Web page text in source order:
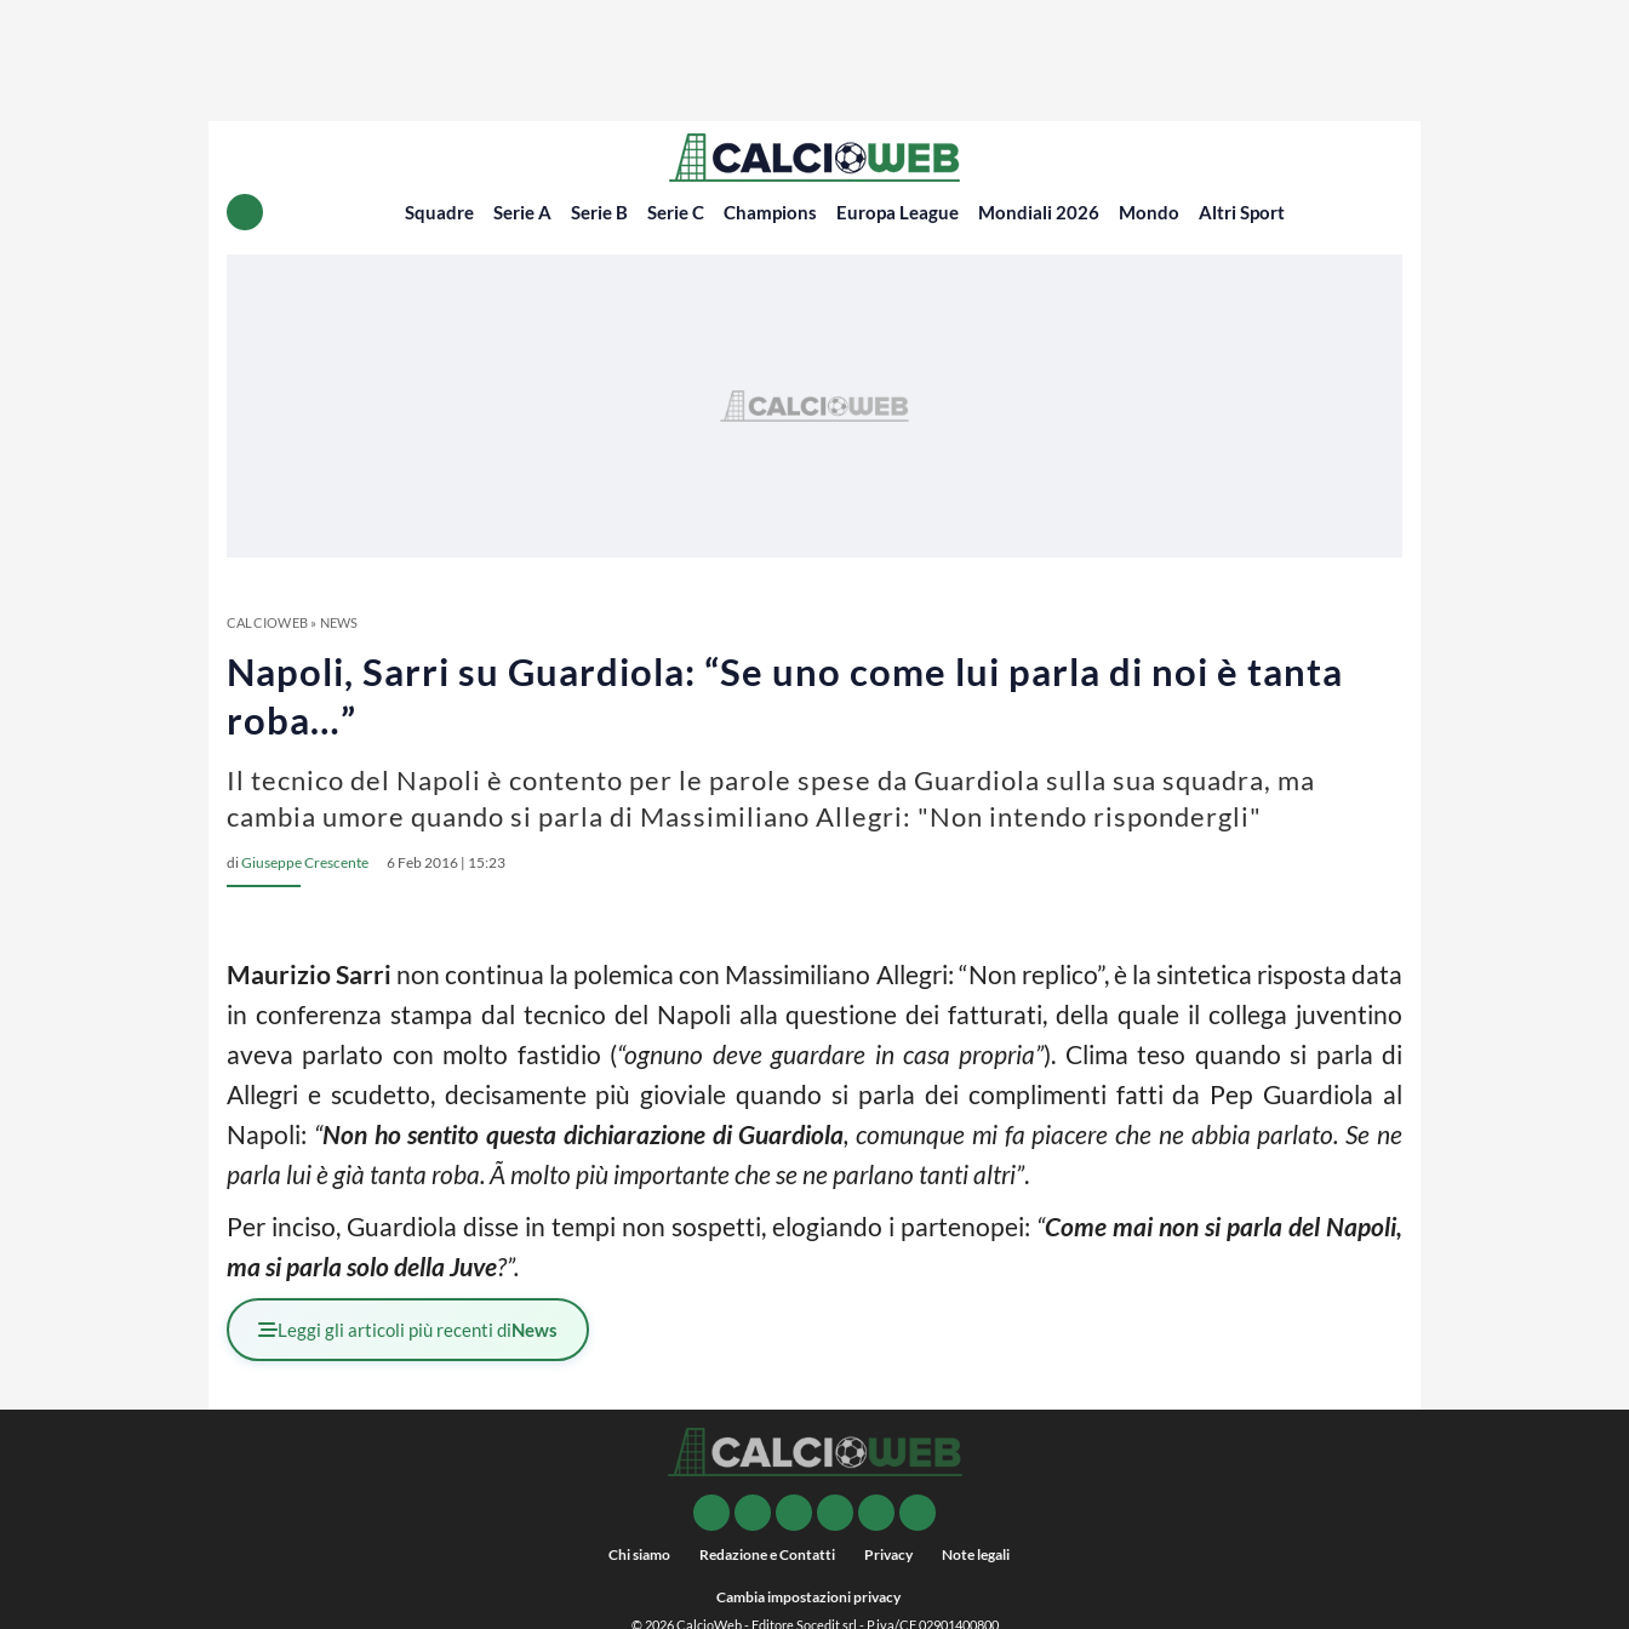
Squadre Serie A Serie B Serie C Champions Europa League Mondiali 2026 Mondo Altri Sport
CALCIOWEB» NEWS
Napoli, Sarri su Guardiola: “Se uno come lui parla di noi è tanta
roba…”
Il tecnico del Napoli è contento per le parole spese da Guardiola sulla sua squadra, ma
cambia umore quando si parla di Massimiliano Allegri: "Non intendo rispondergli"
diGiuseppe Crescente 6 Feb 2016 | 15:23
Maurizio Sarri non continua la polemica con Massimiliano Allegri: “Non replico”, è la sintetica risposta data
in conferenza stampa dal tecnico del Napoli alla questione dei fatturati, della quale il collega juventino
aveva parlato con molto fastidio (“ognuno deve guardare in casa propria”). Clima teso quando si parla di
Allegri e scudetto, decisamente più gioviale quando si parla dei complimenti fatti da Pep Guardiola al
Napoli: “Non ho sentito questa dichiarazione di Guardiola, comunque mi fa piacere che ne abbia parlato. Se ne
parla lui è già tanta roba. Ã molto più importante che se ne parlano tanti altri”.
Per inciso, Guardiola disse in tempi non sospetti, elogiando i partenopei: “Come mai non si parla del Napoli,
ma si parla solo della Juve?”.
Leggi gli articoli più recenti diNews
Chi siamo Redazione e Contatti Privacy Note legali
Cambia impostazioni privacy
© 2026CalcioWeb- Editore Socedit srl - P.iva/CF 02901400800